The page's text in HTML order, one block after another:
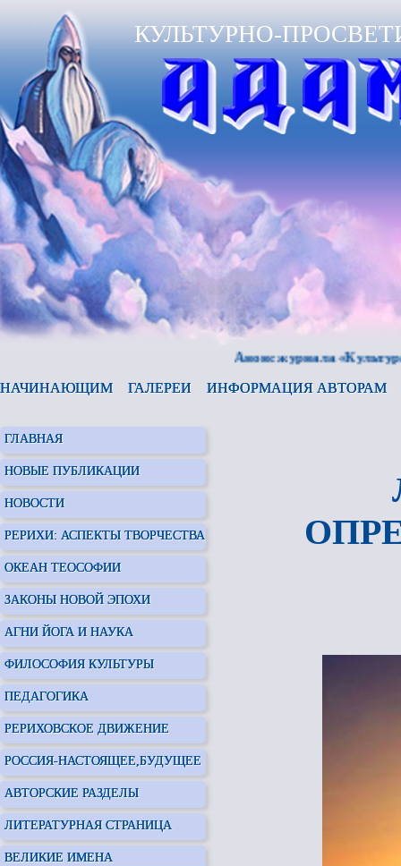
КУЛЬТУРНО-
Анонс журнала «Культура и
НАЧИНАЮЩИМ ГАЛЕРЕИ ИНФОРМАЦИЯ АВТОРАМ
ГЛАВНАЯ
НОВЫЕ ПУБЛИКАЦИИ
НОВОСТИ
РЕРИХИ: АСПЕКТЫ ТВОРЧЕСТВА
ОКЕАН ТЕОСОФИИ
ЗАКОНЫ НОВОЙ ЭПОХИ
АГНИ ЙОГА И НАУКА
ФИЛОСОФИЯ КУЛЬТУРЫ
ПЕДАГОГИКА
РЕРИХОВСКОЕ ДВИЖЕНИЕ
РОССИЯ-НАСТОЯЩЕЕ,БУДУЩЕЕ
АВТОРСКИЕ РАЗДЕЛЫ
ЛИТЕРАТУРНАЯ СТРАНИЦА
ВЕЛИКИЕ ИМЕНА